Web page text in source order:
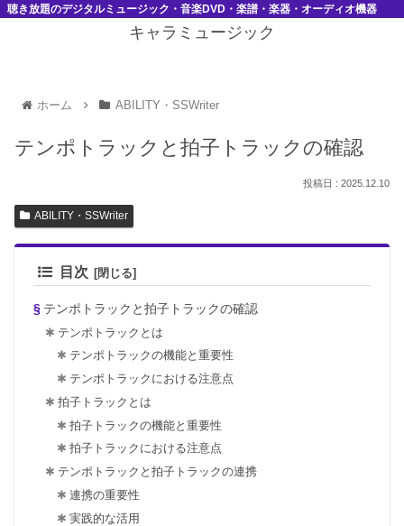
聴き放題のデジタルミュージック・音楽DVD・楽譜・楽器・オーディオ機器
キャラミュージック
ホーム ABILITY・SSWriter
テンポトラックと拍子トラックの確認
2025.12.10
ABILITY・SSWriter
目次
テンポトラックと拍子トラックの確認
テンポトラックとは
テンポトラックの機能と重要性
テンポトラックにおける注意点
拍子トラックとは
拍子トラックの機能と重要性
拍子トラックにおける注意点
テンポトラックと拍子トラックの連携
連携の重要性
実践的な活用